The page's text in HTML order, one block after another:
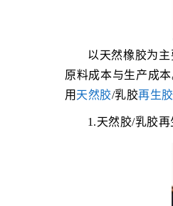
以天然橡胶为
原料成本与生产成
用 天然胶/乳胶再生胶
1.天然胶/乳胶